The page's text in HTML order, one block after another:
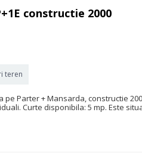
constructie 2000
teren
pe Parter + Mansarda, constructie
Curte disponibila: 5 mp. Este